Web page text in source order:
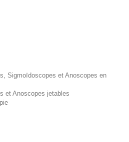
Sigmoïdoscopes et Anoscopes en
et Anoscopes jetables